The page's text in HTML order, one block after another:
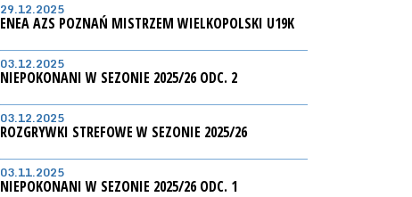
29.12.2025
ENEA AZS POZNAŃ MISTRZEM WIELKOPOLSKI U19K
03.12.2025
NIEPOKONANI W SEZONIE 2025/26 ODC. 2
03.12.2025
ROZGRYWKI STREFOWE W SEZONIE 2025/26
03.11.2025
NIEPOKONANI W SEZONIE 2025/26 ODC. 1